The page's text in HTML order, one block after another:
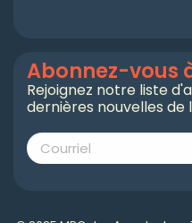
Abonnez-vous
Rejoignez notre liste
dernières nouvelles de